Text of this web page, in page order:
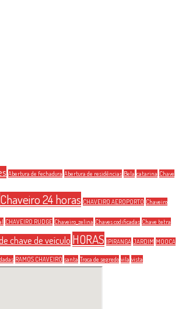
Abertura de fechadura Abertura de residências Bela catarina Chave
Chaveiro 24 horas CHAVEIRO AEROPORTO Chaveiro
CHAVEIRO RUDGE Chaveiro_zelina Chaves codificadas Chave tetra
chave de veículo HORAS IPIRANGA JARDIM MOOCA
RAMOS CHAVEIRO santa Troca de segredo vila vista